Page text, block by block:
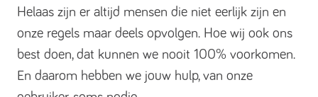
Helaas zijn er altijd mensen die niet eerlijk zijn en
onze regels maar deels opvolgen. Hoe wij ook ons
best doen, dat kunnen we nooit 100% voorkomen.
En daarom hebben we jouw hulp, van onze